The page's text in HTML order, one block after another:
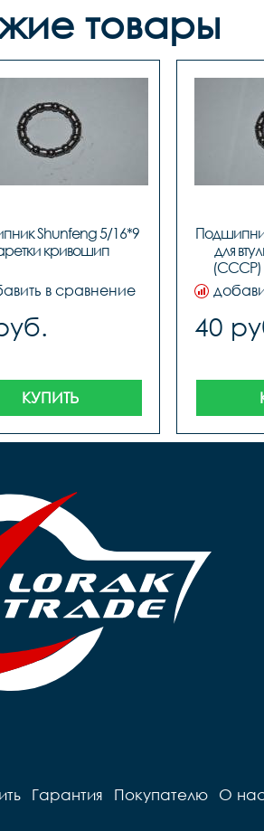
товары
Shunfeng 5/16*9
кривошип
в сравнение
КУПИТЬ
для
(СССР)
40
Гарантия Покупателю О